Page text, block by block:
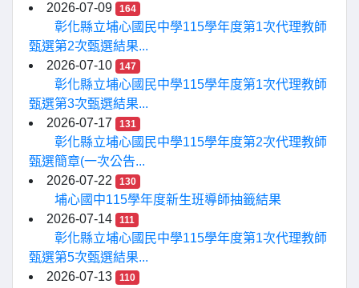
2026-07-09
164
彰化縣立埔心國民中學115學年度第1次代理教師
甄選第2次甄選結果...
2026-07-10
147
彰化縣立埔心國民中學115學年度第1次代理教師
甄選第3次甄選結果...
2026-07-17
131
彰化縣立埔心國民中學115學年度第2次代理教師
甄選簡章(一次公告...
2026-07-22
130
埔心國中115學年度新生班導師抽籤結果
2026-07-14
111
彰化縣立埔心國民中學115學年度第1次代理教師
甄選第5次甄選結果...
2026-07-13
110